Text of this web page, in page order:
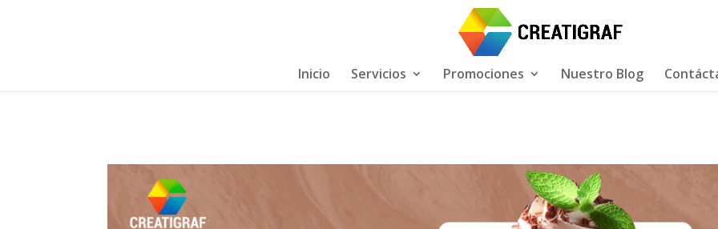
Inicio Servicios Promociones Nuestro Blog